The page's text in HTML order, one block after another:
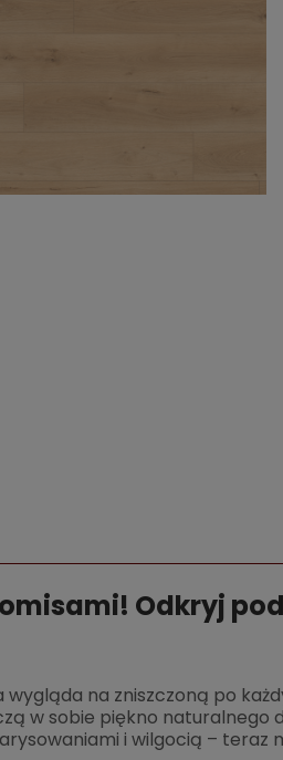
Odkryj
wygląda na zniszczoną po
w sobie piękno naturalnego
i wilgocią – teraz